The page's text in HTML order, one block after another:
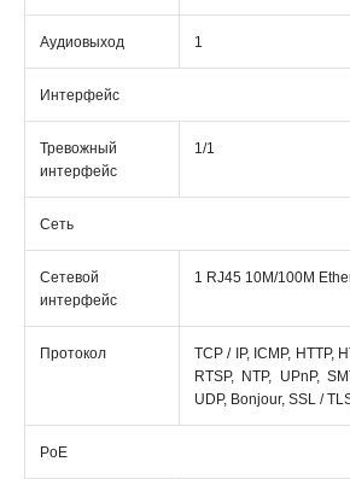
Аудиовыход 1
Интерфейс
Тревожный
интерфейс
1/1
Сеть
Сетевой
интерфейс
1 RJ45 10M/100M
Протокол
TCP / IP, ICMP, HTTP,
RTSP, NTP, UPnP,
UDP, Bonjour, SSL /
PoE